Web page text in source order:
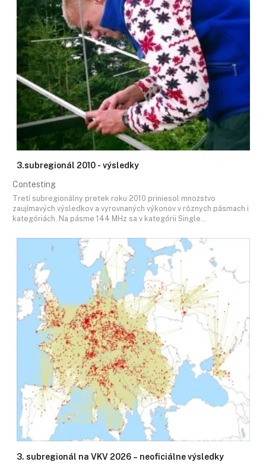
3.subregionál 2010 - výsledky
Contesting
Tretí subregionálny pretek roku 2010 priniesol množstvo
zaujímavých výsledkov a vyrovnaných výkonov v rôznych pásmach i
kategóriách. Na pásme 144 MHz sa v kategórii Single…
3. subregionál na VKV 2026 – neoficiálne výsledky